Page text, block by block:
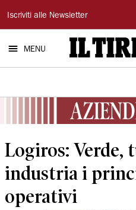
Il
Tirreno
Iscriviti alle Newsletter
MENU
Logiros: Verde,
industria i
operativi